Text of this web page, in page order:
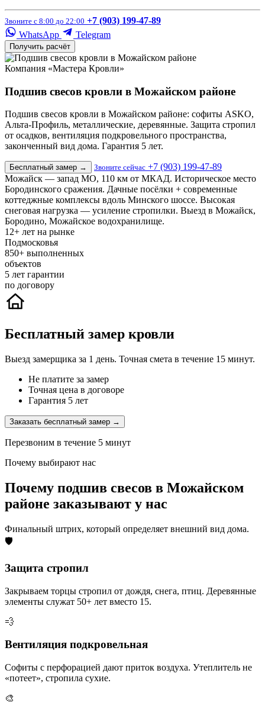
Звоните с 8:00 до 22:00 +7 (903) 199-47-89
WhatsApp
Telegram
Получить расчёт
Компания «Мастера Кровли»
Подшив свесов кровли в Можайском районе
Подшив свесов кровли в Можайском районе: софиты ASKO,
Альта-Профиль, металлические, деревянные. Защита стропил
от осадков, вентиляция подкровельного пространства,
законченный вид дома. Гарантия 5 лет.
Бесплатный замер → Звоните сейчас +7 (903) 199-47-89
Можайск — запад МО, 110 км от МКАД. Историческое место
Бородинского сражения. Дачные посёлки + современные
коттеджные комплексы вдоль Минского шоссе. Высокая
снеговая нагрузка — усиление стропилки. Выезд в Можайск,
Бородино, Можайское водохранилище.
12+ лет на рынке
Подмосковья
850+ выполненных
объектов
5 лет гарантии
по договору
Бесплатный замер кровли
Выезд замерщика за 1 день. Точная смета в течение 15 минут.
Не платите за замер
Точная цена в договоре
Гарантия 5 лет
Заказать бесплатный замер →
Перезвоним в течение 5 минут
Почему выбирают нас
Почему подшив свесов в Можайском
районе заказывают у нас
Финальный штрих, который определяет внешний вид дома.
🛡️
Защита стропил
Закрываем торцы стропил от дождя, снега, птиц. Деревянные
элементы служат 50+ лет вместо 15.
💨
Вентиляция подкровельная
Софиты с перфорацией дают приток воздуха. Утеплитель не
«потеет», стропила сухие.
🎨